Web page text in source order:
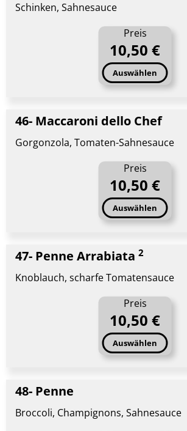
Schinken, Sahnesauce
Preis
10,50 €
Auswählen
46- Maccaroni dello Chef
Gorgonzola, Tomaten-Sahnesauce
Preis
10,50 €
Auswählen
47- Penne Arrabiata 2
Knoblauch, scharfe Tomatensauce
Preis
10,50 €
Auswählen
48- Penne
Broccoli, Champignons, Sahnesauce